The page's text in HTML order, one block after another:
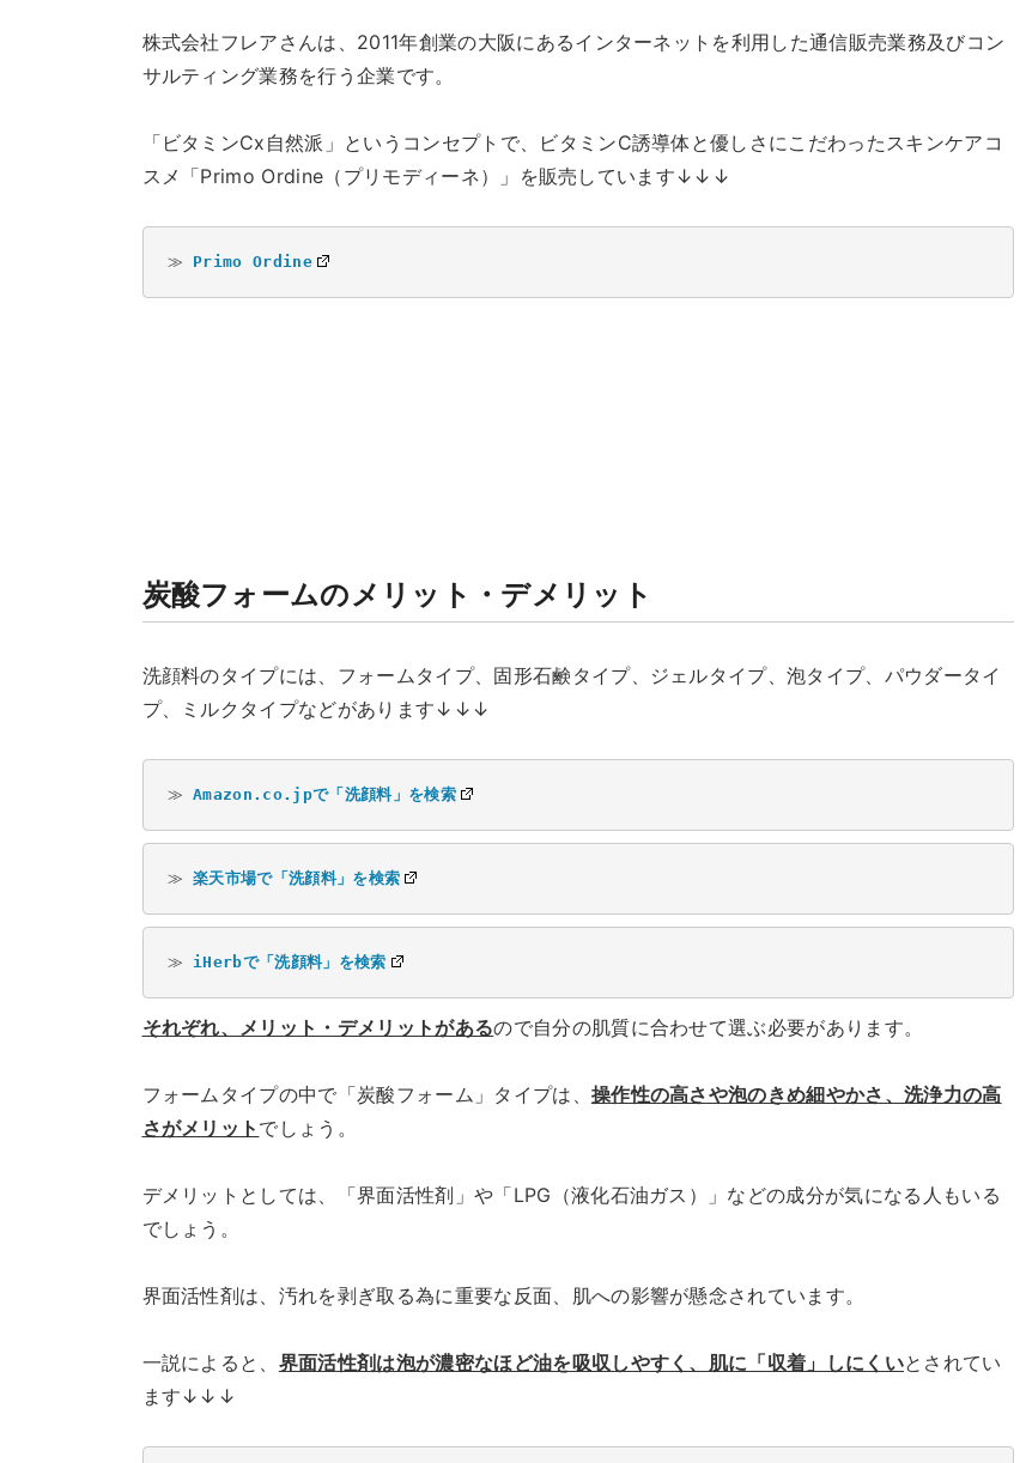
株式会社フレアさんは、2011年創業の大阪にあるインターネットを利用した通信販売業務及びコン
サルティング業務を行う企業です。
「ビタミンCx自然派」というコンセプトで、ビタミンC誘導体と優しさにこだわったスキンケアコ
スメ「Primo Ordine（プリモディーネ）」を販売しています↓↓↓
≫ Primo Ordine
炭酸フォームのメリット・デメリット
洗顔料のタイプには、フォームタイプ、固形石鹸タイプ、ジェルタイプ、泡タイプ、パウダータイ
プ、ミルクタイプなどがあります↓↓↓
≫ Amazon.co.jpで「洗顔料」を検索
≫ 楽天市場で「洗顔料」を検索
≫ iHerbで「洗顔料」を検索
それぞれ、メリット・デメリットがあるので自分の肌質に合わせて選ぶ必要があります。
フォームタイプの中で「炭酸フォーム」タイプは、 操作性の高さや泡のきめ細やかさ、洗浄力の高
さがメリット でしょう。
デメリットとしては、「界面活性剤」や「LPG（液化石油ガス）」などの成分が気になる人もいる
でしょう。
界面活性剤は、汚れを剥ぎ取る為に重要な反面、肌への影響が懸念されています。
一説によると、 界面活性剤は泡が濃密なほど油を吸収しやすく、肌に「収着」しにくいとされてい
ます↓↓↓